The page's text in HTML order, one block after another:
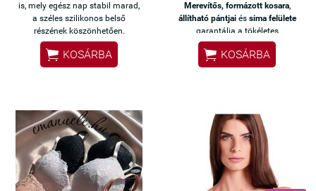
is, mely egész nap stabil marad,
a széles szilikonos belső
részének köszönhetően.
 KOSÁRBA
Merevítős, formázott kosara,
állítható pántjaiés sima felülete
garantálja a tökéletes
illeszkedést és diszkréciót.
 KOSÁRBA